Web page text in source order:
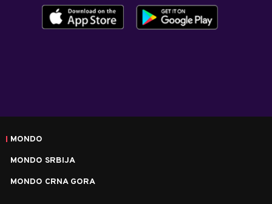
MONDO
MONDO SRBIJA
MONDO CRNA GORA